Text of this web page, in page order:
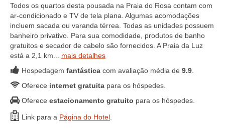
Todos os quartos desta pousada na Praia do Rosa contam com
ar-condicionado e TV de tela plana. Algumas acomodações
incluem sacada ou varanda térrea. Todas as unidades possuem
banheiro privativo. Para sua comodidade, produtos de banho
gratuitos e secador de cabelo são fornecidos. A Praia da Luz
está a 2,1 km... mais detalhes
Hospedagem fantástica com avaliação média de 9.9
Oferece internet gratuita para os hóspedes.
Oferece estacionamento gratuito para os hóspedes.
Link para a Página do Hotel